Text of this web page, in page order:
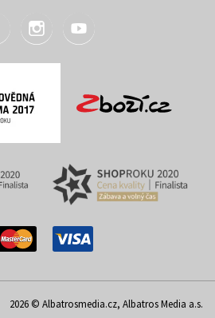
2026 © Albatrosmedia.cz, Albatros Media a.s.